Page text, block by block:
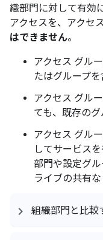
織部門に対して有効
アクセスを、アクセ
はできません。
アクセス グル
たはグループを
アクセス グル
ても、既存のグ
アクセス グル
してサービス
部門や設定グ
ライブの共有な
組織部門と比較